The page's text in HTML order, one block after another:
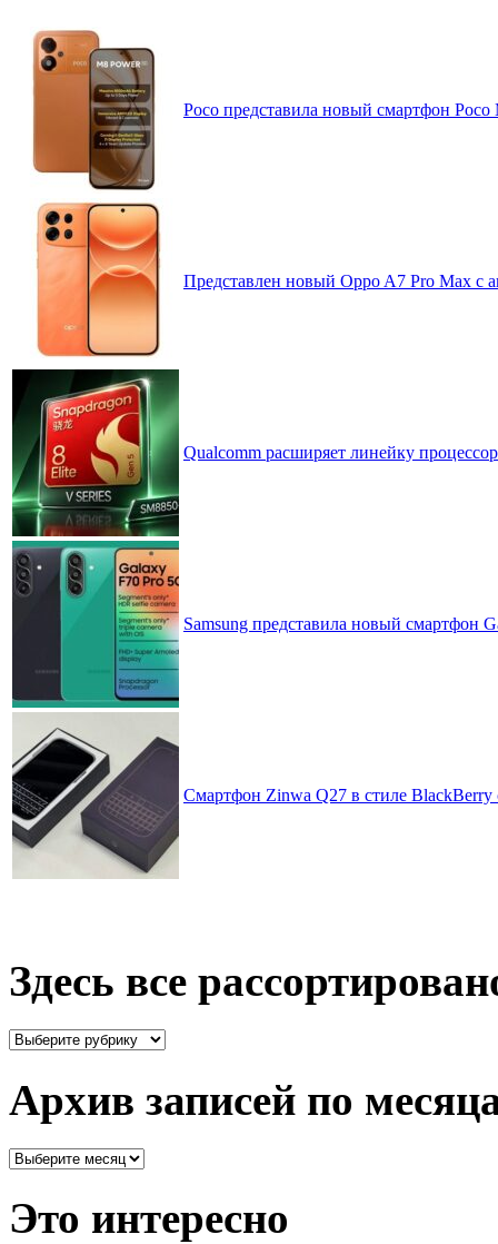
Poco представила новый смартфон
Представлен новый Oppo A7 Pro Max с
Qualcomm расширяет линейку
Samsung представила новый смартфон
Смартфон Zinwa Q27 в стиле BlackBerry
Здесь все
Здесь
Архив записей по
Архив
месяцам
Это интересно